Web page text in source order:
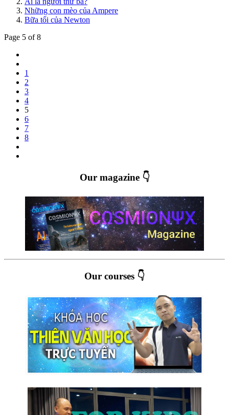
Những con mèo của Ampere
Bữa tối của Newton
Page 5 of 8
1
2
3
4
5
6
7
8
Our magazine 👇
Our courses 👇